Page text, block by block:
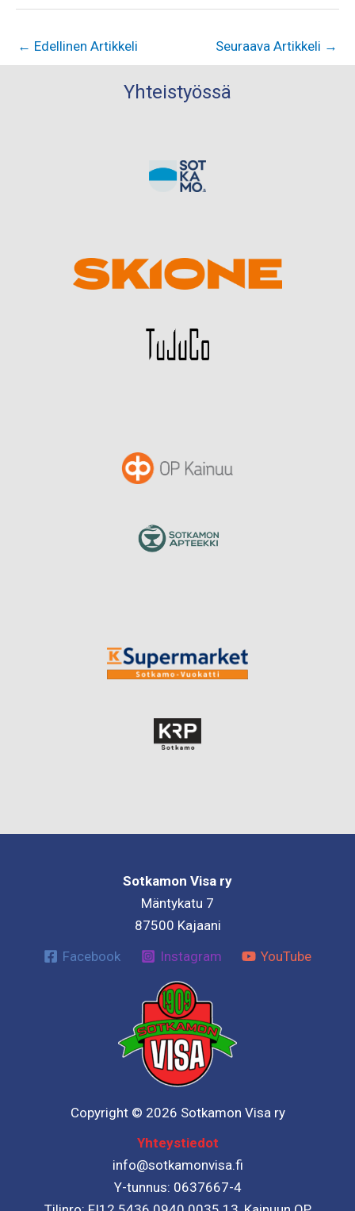
← Edellinen Artikkeli Seuraava Artikkeli →
Yhteistyössä
Sotkamon Visa ry
Mäntykatu 7
87500 Kajaani
Facebook
Instagram YouTube
Copyright © 2026 Sotkamon Visa ry
Yhteystiedot
info@sotkamonvisa.fi
Y-tunnus: 0637667-4